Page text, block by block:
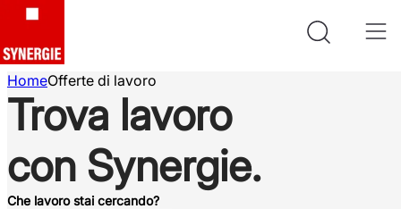
HomeOfferte di lavoro
Trova lavoro
con Synergie.
Che lavoro stai cercando?